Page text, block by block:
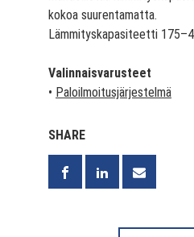
kokoa suurentamatta.
Lämmityskapasiteetti
Valinnaisvarusteet
• Paloilmoitusjärjestelmä
SHARE